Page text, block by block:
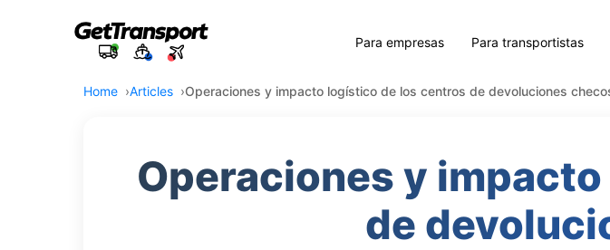
Para empresas Para transportistas
Home Articles Operaciones y impacto logístico de los centros de devoluciones
Operaciones y
de